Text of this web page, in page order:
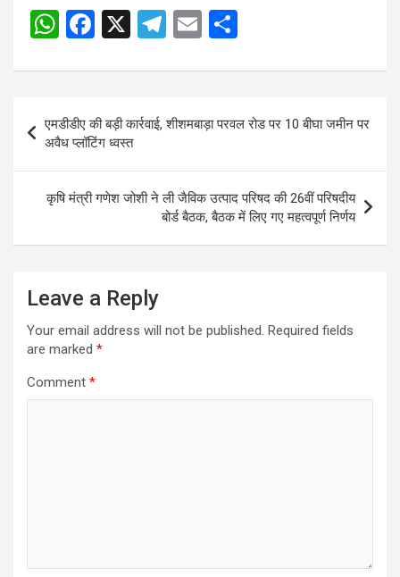
W
at
s
A
p
p
F
ce
b
o
o
k
X
T
e
gr
a
m
E
ail ar
navigation
एमडीडीए की बड़ी कार्रवाई, शीशमबाड़ा परवल रोड पर 10 बीघा जमीन पर
अवैध प्लॉटिंग ध्वस्त
कृषि मंत्री गणेश जोशी ने ली जैविक उत्पाद परिषद की 26वीं परिषदीय
बोर्ड बैठक, बैठक में लिए गए महत्वपूर्ण निर्णय
Leave a Reply
Your email address will not be published. Required fields
are marked *
Comment *